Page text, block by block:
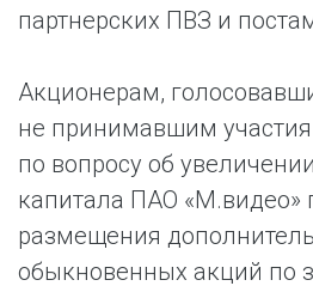
партнерских ПВЗ и
Акционерам,
не принимавшим участия
по вопросу об
капитала ПАО «М.видео»
размещения
обыкновенных акций по